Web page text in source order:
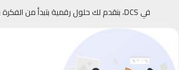
في DCS، بنقدم لك حلول رقمية بتبدأ من الفكرة وتوصل بيك للقمة.